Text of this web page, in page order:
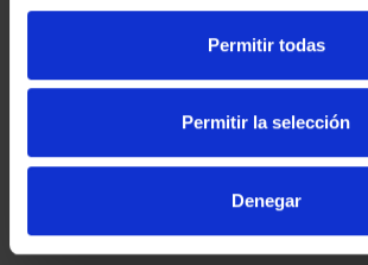
Permitir todas
Permitir la selección
Denegar